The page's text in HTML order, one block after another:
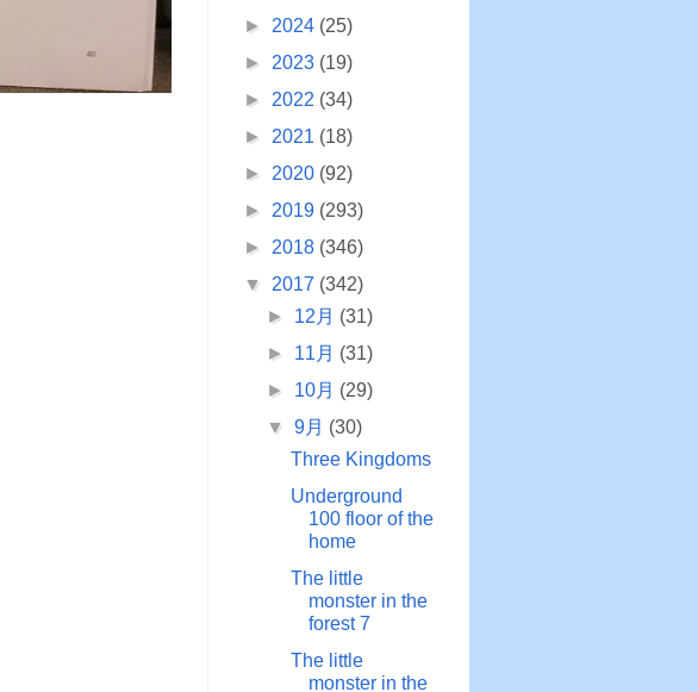
► 2024 (25)
► 2023 (19)
► 2022 (34)
► 2021 (18)
► 2020 (92)
► 2019 (293)
► 2018 (346)
▼ 2017 (342)
► 12月 (31)
► 11月 (31)
► 10月 (29)
▼9月 (30)
Three Kingdoms
Underground
100 floor of the
home
The little
monster in the
forest 7
The little
monster in the